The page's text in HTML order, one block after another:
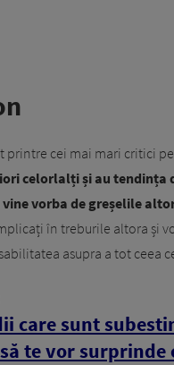
printre cei mai mari critici
celorlalți și au tendința
vorba de greșelile
în treburile altora și
asupra a tot ceea
care sunt
te vor surprinde